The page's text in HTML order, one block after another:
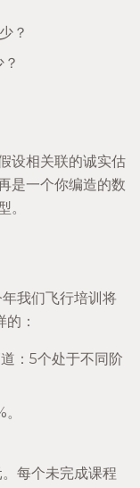
？
设相关联的诚实估
是一个你编造的数
。
我们飞行培训将
：
：5个处于不同阶
每个未完成课程